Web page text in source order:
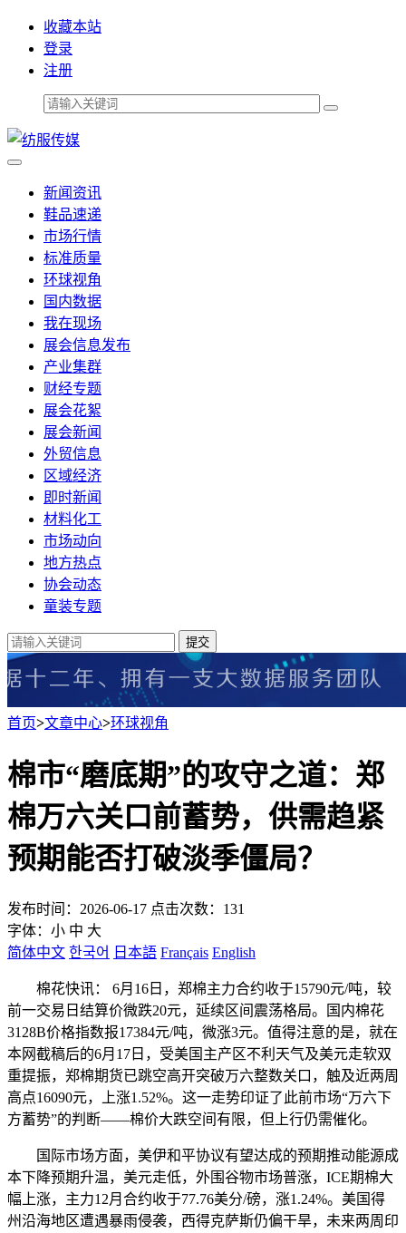
收藏本站
登录
注册
新闻资讯
鞋品速递
市场行情
标准质量
环球视角
国内数据
我在现场
展会信息发布
产业集群
财经专题
展会花絮
展会新闻
外贸信息
区域经济
即时新闻
材料化工
市场动向
地方热点
协会动态
童装专题
提交
首页>文章中心>环球视角
棉市“磨底期”的攻守之道：郑
棉万六关口前蓄势，供需趋紧
预期能否打破淡季僵局？
发布时间：2026-06-17 点击次数：131
字体： 小 中 大
简体中文 한국어 日本語 Français English
棉花快讯： 6月16日，郑棉主力合约收于15790元/吨，较
前一交易日结算价微跌20元，延续区间震荡格局。国内棉花
3128B价格指数报17384元/吨，微涨3元。值得注意的是，就在
本网截稿后的6月17日，受美国主产区不利天气及美元走软双
重提振，郑棉期货已跳空高开突破万六整数关口，触及近两周
高点16090元，上涨1.52%。这一走势印证了此前市场“万六下
方蓄势”的判断——棉价大跌空间有限，但上行仍需催化。
国际市场方面，美伊和平协议有望达成的预期推动能源成
本下降预期升温，美元走低，外围谷物市场普涨，ICE期棉大
幅上涨，主力12月合约收于77.76美分/磅，涨1.24%。美国得
州沿海地区遭遇暴雨侵袭，西得克萨斯仍偏干旱，未来两周印